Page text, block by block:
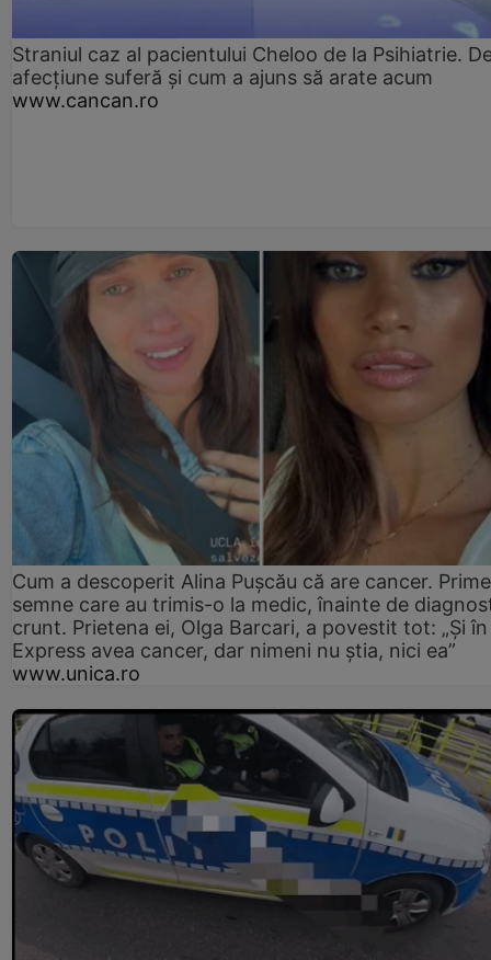
Straniul caz al pacientului Cheloo de la Psihiatrie.
afecțiune suferă și cum a ajuns să arate acum
www.cancan.ro
Cum a descoperit Alina Pușcău că are cancer.
semne care au trimis-o la medic, înainte de
crunt. Prietena ei, Olga Barcari, a povestit tot: „Și în
Express avea cancer, dar nimeni nu știa, nici ea”
www.unica.ro